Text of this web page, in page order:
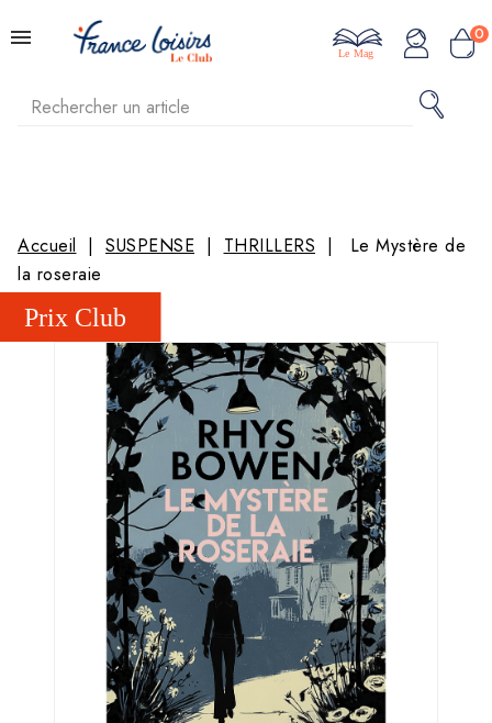
0
Le Mag
Accueil SUSPENSE THRILLERS
Le Mystère de
la roseraie